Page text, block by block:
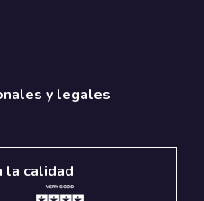
y legales
la calidad